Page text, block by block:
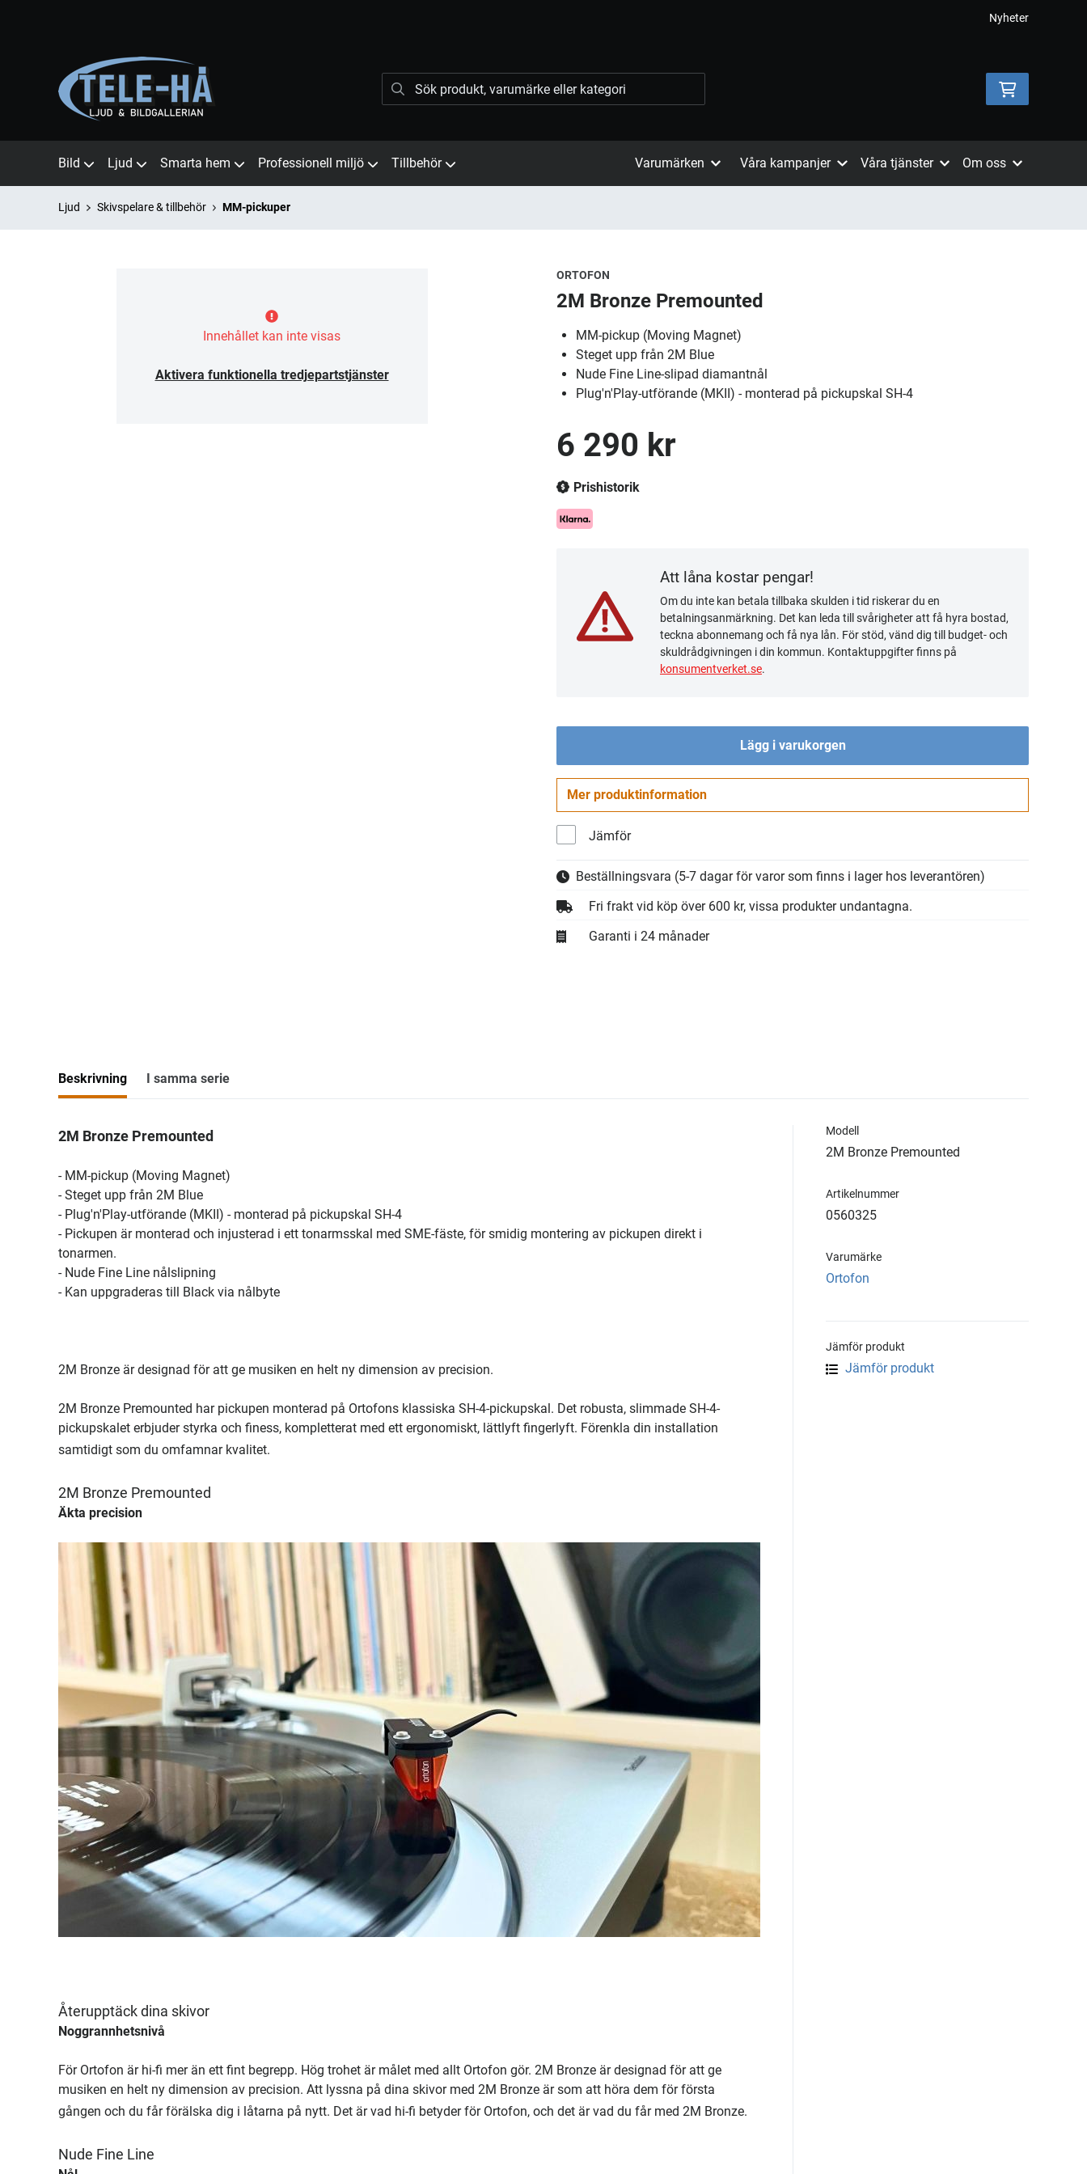
Nyheter
Bild Ljud Smarta hem Professionell miljö Tillbehör Varumärken Våra kampanjer Våra tjänster Om oss
Ljud Skivspelare & tillbehör MM-pickuper
Innehållet kan inte visas
Aktivera funktionella tredjepartstjänster
ORTOFON
2M Bronze Premounted
MM-pickup (Moving Magnet)
Steget upp från 2M Blue
Nude Fine Line-slipad diamantnål
Plug'n'Play-utförande (MKII) - monterad på pickupskal SH-4
6 290 kr
Prishistorik
Att låna kostar pengar!
Om du inte kan betala tillbaka skulden i tid riskerar du en
betalningsanmärkning. Det kan leda till svårigheter att få hyra bostad,
teckna abonnemang och få nya lån. För stöd, vänd dig till budget- och
skuldrådgivningen i din kommun. Kontaktuppgifter finns på
konsumentverket.se.
Lägg i varukorgen
Mer produktinformation
Jämför
Beställningsvara (5-7 dagar för varor som finns i lager hos leverantören)
Fri frakt vid köp över 600 kr, vissa produkter undantagna.
Garanti i 24 månader
Beskrivning I samma serie
2M Bronze Premounted
- MM-pickup (Moving Magnet)
- Steget upp från 2M Blue
- Plug'n'Play-utförande (MKII) - monterad på pickupskal SH-4
- Pickupen är monterad och injusterad i ett tonarmsskal med SME-fäste, för smidig montering av pickupen direkt i
tonarmen.
- Nude Fine Line nålslipning
- Kan uppgraderas till Black via nålbyte
2M Bronze är designad för att ge musiken en helt ny dimension av precision.
2M Bronze Premounted har pickupen monterad på Ortofons klassiska SH-4-pickupskal. Det robusta, slimmade SH-4-
pickupskalet erbjuder styrka och finess, kompletterat med ett ergonomiskt, lättlyft fingerlyft. Förenkla din installation
samtidigt som du omfamnar kvalitet.
2M Bronze Premounted
Äkta precision
Återupptäck dina skivor
Noggrannhetsnivå
För Ortofon är hi-fi mer än ett fint begrepp. Hög trohet är målet med allt Ortofon gör. 2M Bronze är designad för att ge
musiken en helt ny dimension av precision. Att lyssna på dina skivor med 2M Bronze är som att höra dem för första
gången och du får förälska dig i låtarna på nytt. Det är vad hi-fi betyder för Ortofon, och det är vad du får med 2M Bronze.
Nude Fine Line
Modell
2M Bronze Premounted
Artikelnummer
0560325
Varumärke
Ortofon
Jämför produkt
Jämför produkt